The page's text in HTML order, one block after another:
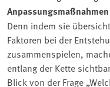
Denn indem sie
Faktoren bei der
zusammenspielen,
entlang der Kette
Blick von der Frage